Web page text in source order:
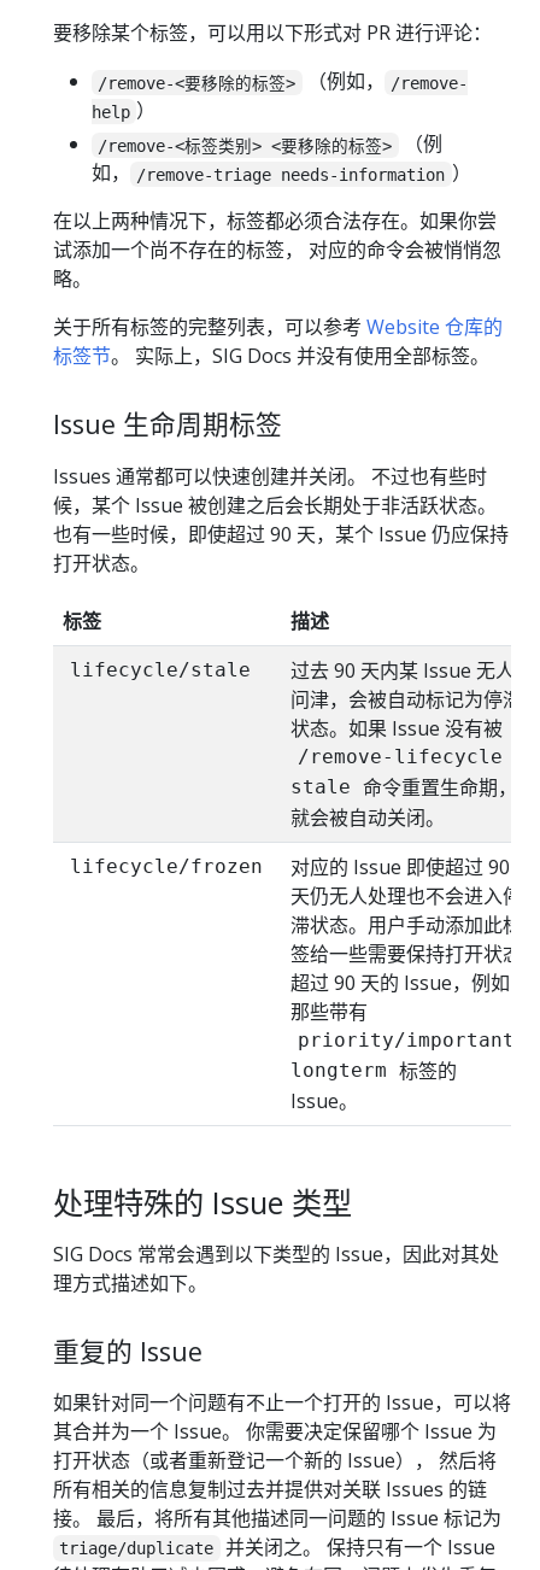
要移除某个标签，可以用以下形式对 PR 进行评论：
/remove-<要移除的标签> （例如，
/remove-
help ）
/remove-<标签类别> <要移除的标签>
（例
如，
/remove-triage needs-information ）
在以上两种情况下，标签都必须合法存在。如果你尝
试添加一个尚不存在的标签， 对应的命令会被悄悄忽
略。
关于所有标签的完整列表，可以参考 Website 仓库的
标签节。 实际上，SIG Docs 并没有使用全部标签。
Issue 生命周期标签
Issues 通常都可以快速创建并关闭。 不过也有些时
候，某个 Issue 被创建之后会长期处于非活跃状态。
也有一些时候，即使超过 90 天，某个 Issue 仍应保持
打开状态。
标签 描述
lifecycle/stale
过去 90 天内某 Issue 无人
问津，会被自动标记为停滞
状态。如果 Issue 没有被
/remove-lifecycle
stale 命令重置生命期，
就会被自动关闭。
lifecycle/frozen
对应的 Issue 即使超过 90
天仍无人处理也不会进入停
滞状态。用户手动添加此标
签给一些需要保持打开状态
超过 90 天的 Issue，例如
那些带有
priority/important-
longterm 标签的
Issue。
处理特殊的 Issue 类型
SIG Docs 常常会遇到以下类型的 Issue，因此对其处
理方式描述如下。
重复的 Issue
如果针对同一个问题有不止一个打开的 Issue，可以将
其合并为一个 Issue。 你需要决定保留哪个 Issue 为
打开状态（或者重新登记一个新的 Issue）， 然后将
所有相关的信息复制过去并提供对关联 Issues 的链
接。 最后，将所有其他描述同一问题的 Issue 标记为
triage/duplicate
并关闭之。 保持只有一个 Issue